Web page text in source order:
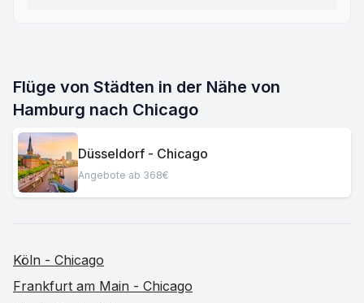
Flüge von Städten in der Nähe von
Hamburg nach Chicago
Düsseldorf - Chicago
Angebote ab 368€
Köln - Chicago
Frankfurt am Main - Chicago